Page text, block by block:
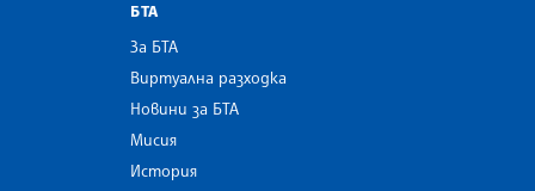
БТА
За БТА
Виртуална разходка
Новини за БТА
Мисия
История